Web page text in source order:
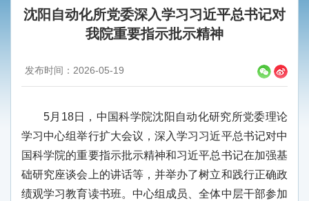
沈阳自动化所党委深入学习习近平总书记对
我院重要指示批示精神
发布时间：2026-05-19
5月18日，中国科学院沈阳自动化研究所党委理论
学习中心组举行扩大会议，深入学习习近平总书记对中
国科学院的重要指示批示精神和习近平总书记在加强基
础研究座谈会上的讲话等，并举办了树立和践行正确政
绩观学习教育读书班。中心组成员、全体中层干部参加